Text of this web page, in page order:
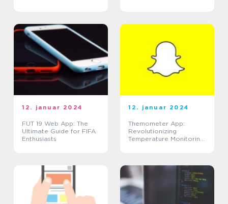
12. januar 2024
FUT 19 Web App: The
Ultimate Guide for FIFA
Enthusiasts
12. januar 2024
Themometer App:
Revolutionizing
Temperature Monitoring